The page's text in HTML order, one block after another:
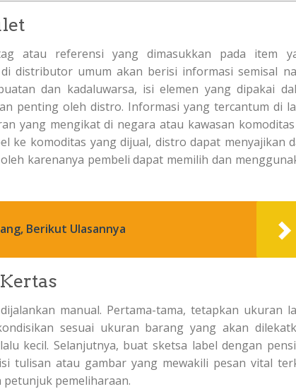
atau referensi yang dimasukkan pada item
distributor umum akan berisi informasi semisal
dan kadaluwarsa, isi elemen yang dipakai
penting oleh distro. Informasi yang tercantum di
yang mengikat di negara atau kawasan
ke komoditas yang dijual, distro dapat menyajikan
karenanya pembeli dapat memilih dan
Berikut Ulasannya
manual. Pertama-tama, tetapkan ukuran
sesuai ukuran barang yang akan
kecil. Selanjutnya, buat sketsa label dengan
tulisan atau gambar yang mewakili pesan vital
pemeliharaan.